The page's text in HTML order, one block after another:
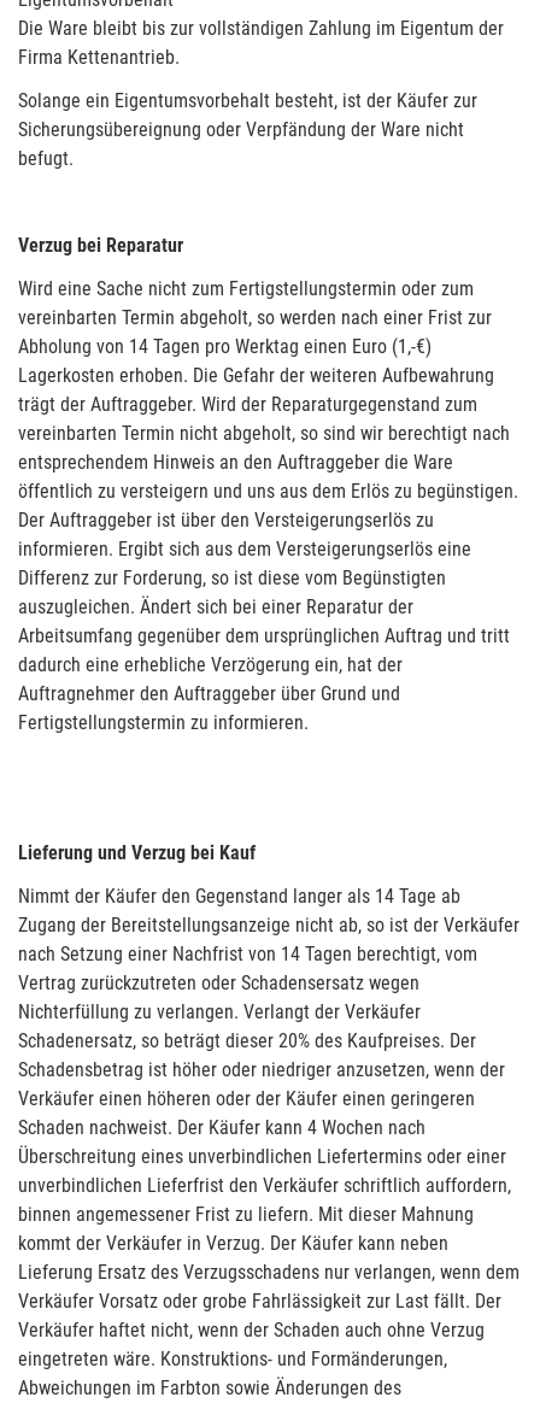
Die Ware bleibt bis zur vollständigen Zahlung im Eigentum der
Firma Kettenantrieb.
Solange ein Eigentumsvorbehalt besteht, ist der Käufer zur
Sicherungsübereignung oder Verpfändung der Ware nicht
befugt.
Verzug bei Reparatur
Wird eine Sache nicht zum Fertigstellungstermin oder zum
vereinbarten Termin abgeholt, so werden nach einer Frist zur
Abholung von 14 Tagen pro Werktag einen Euro (1,-€)
Lagerkosten erhoben. Die Gefahr der weiteren Aufbewahrung
trägt der Auftraggeber. Wird der Reparaturgegenstand zum
vereinbarten Termin nicht abgeholt, so sind wir berechtigt nach
entsprechendem Hinweis an den Auftraggeber die Ware
öffentlich zu versteigern und uns aus dem Erlös zu begünstigen.
Der Auftraggeber ist über den Versteigerungserlös zu
informieren. Ergibt sich aus dem Versteigerungserlös eine
Differenz zur Forderung, so ist diese vom Begünstigten
auszugleichen. Ändert sich bei einer Reparatur der
Arbeitsumfang gegenüber dem ursprünglichen Auftrag und tritt
dadurch eine erhebliche Verzögerung ein, hat der
Auftragnehmer den Auftraggeber über Grund und
Fertigstellungstermin zu informieren.
Lieferung und Verzug bei Kauf
Nimmt der Käufer den Gegenstand langer als 14 Tage ab
Zugang der Bereitstellungsanzeige nicht ab, so ist der Verkäufer
nach Setzung einer Nachfrist von 14 Tagen berechtigt, vom
Vertrag zurückzutreten oder Schadensersatz wegen
Nichterfüllung zu verlangen. Verlangt der Verkäufer
Schadenersatz, so beträgt dieser 20% des Kaufpreises. Der
Schadensbetrag ist höher oder niedriger anzusetzen, wenn der
Verkäufer einen höheren oder der Käufer einen geringeren
Schaden nachweist. Der Käufer kann 4 Wochen nach
Überschreitung eines unverbindlichen Liefertermins oder einer
unverbindlichen Lieferfrist den Verkäufer schriftlich auffordern,
binnen angemessener Frist zu liefern. Mit dieser Mahnung
kommt der Verkäufer in Verzug. Der Käufer kann neben
Lieferung Ersatz des Verzugsschadens nur verlangen, wenn dem
Verkäufer Vorsatz oder grobe Fahrlässigkeit zur Last fällt. Der
Verkäufer haftet nicht, wenn der Schaden auch ohne Verzug
eingetreten wäre. Konstruktions- und Formänderungen,
Abweichungen im Farbton sowie Änderungen des